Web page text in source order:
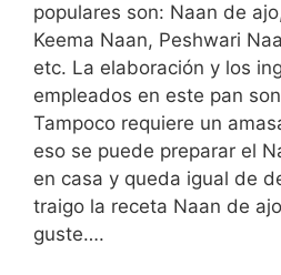
populares son: Naan de
Keema Naan, Peshwari
etc. La elaboración y los
empleados en este pan
Tampoco requiere un
eso se puede preparar el
en casa y queda igual de
traigo la receta Naan de
guste….